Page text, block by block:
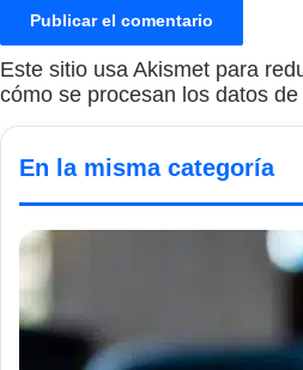
Este sitio usa Akismet para
cómo se procesan los datos
En la misma categoría